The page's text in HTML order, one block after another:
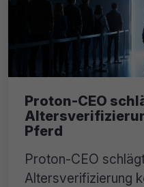
Proton-CEO
Pferd
Proton-CEO
Altersverifizierung